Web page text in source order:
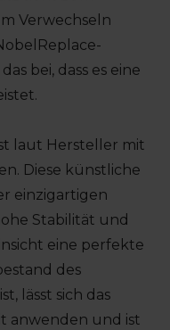
Verwechseln
bei, dass es eine
laut Hersteller mit
Diese künstliche
einzigartigen
Stabilität und
eine perfekte
des
lässt sich das
anwenden und ist